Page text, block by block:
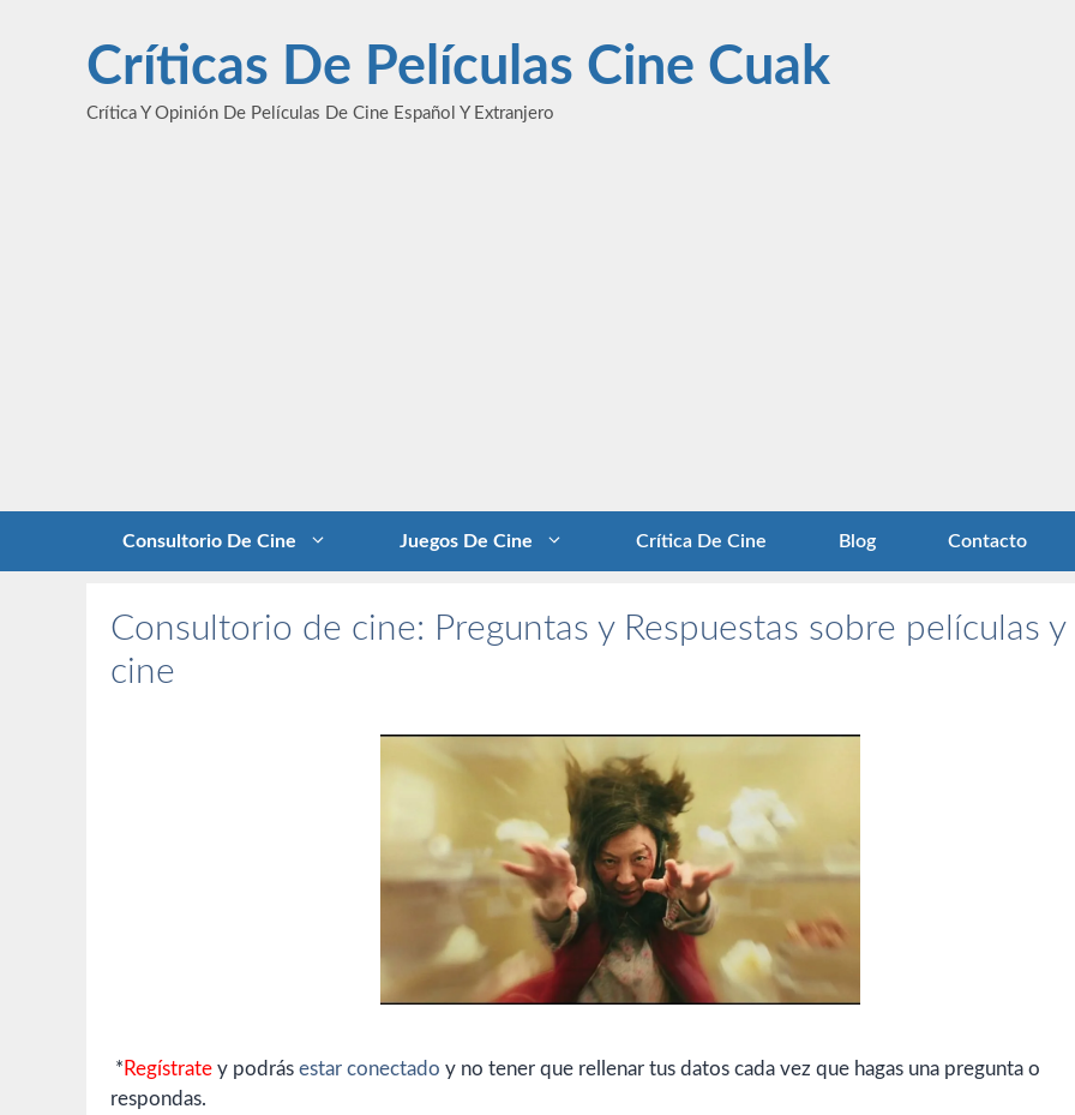
contenidoCríticas De Películas Cine Cuak
Crítica Y Opinión De Películas De Cine Español Y Extranjero
Consultorio De Cine Juegos De Cine Crítica De Cine Blog Contacto
Consultorio de cine: Preguntas y Respuestas sobre películas y
cine
* Regístrate y podrás estar conectado y no tener que rellenar tus datos cada vez que hagas una pregunta o
respondas.